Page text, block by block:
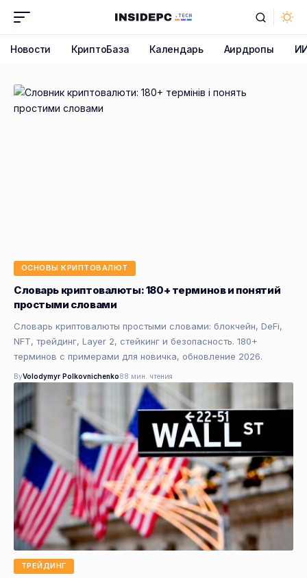
Новости КриптоБаза Календарь Аирдропы
ОСНОВЫ КРИПТОВАЛЮТ
Словарь криптовалюты: 180+ терминов и понятий
простыми словами
Словарь криптовалюты простыми словами: блокчейн, DeFi,
NFT, трейдинг, Layer 2, стейкинг и безопасность. 180+
терминов с примерами для новичка, обновление 2026.
ByVolodymyr Polkovnichenko88 мин. чтения
ТРЕЙДИНГ